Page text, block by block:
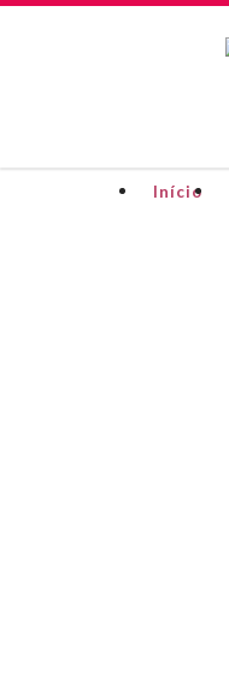
Início